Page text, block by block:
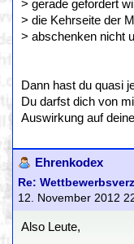
> gerade gefordert
> die Kehrseite der
> abschenken nicht
Dann hast du quasi
Du darfst dich von
Auswirkung auf
Ehrenkodex
Re:
12. November 2012
Also Leute,